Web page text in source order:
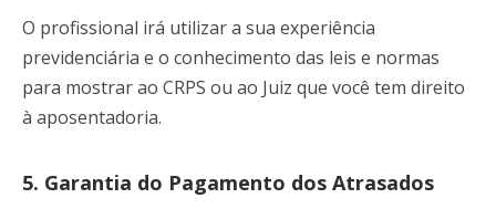
O profissional irá utilizar a sua experiência
previdenciária e o conhecimento das leis e normas
para mostrar ao CRPS ou ao Juiz que você tem direito
à aposentadoria.
5. Garantia do Pagamento dos Atrasados